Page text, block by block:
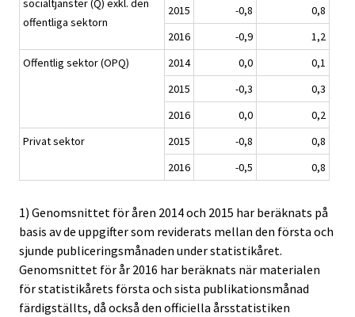
socialtjänster (Q) exkl. den
offentliga sektorn
2015 -0,8
0,8
2016
-0,9
1,2
Offentlig sektor (OPQ)
2014 0,0
0,1
2015
-0,3
0,3
2016
0,0
0,2
Privat sektor
2015 -0,8
0,8
2016
-0,5 0,8
1) Genomsnittet för åren 2014 och 2015 har beräknats på
basis av de uppgifter som reviderats mellan den första och
sjunde publiceringsmånaden under statistikåret.
Genomsnittet för år 2016 har beräknats när materialen
för statistikårets första och sista publikationsmånad
färdigställts, då också den officiella årsstatistiken